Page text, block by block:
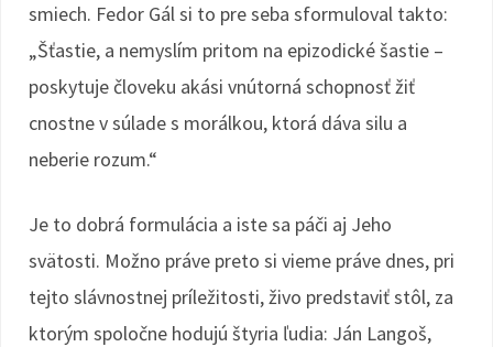
smiech. Fedor Gál si to pre seba sformuloval takto:
„Šťastie, a nemyslím pritom na epizodické šastie –
poskytuje človeku akási vnútorná schopnosť žiť
cnostne v súlade s morálkou, ktorá dáva silu a
neberie rozum.“
Je to dobrá formulácia a iste sa páči aj Jeho
svätosti. Možno práve preto si vieme práve dnes, pri
tejto slávnostnej príležitosti, živo predstaviť stôl, za
ktorým spoločne hodujú štyria ľudia: Ján Langoš,